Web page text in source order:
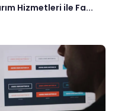
Hizmetleri ile Fa...